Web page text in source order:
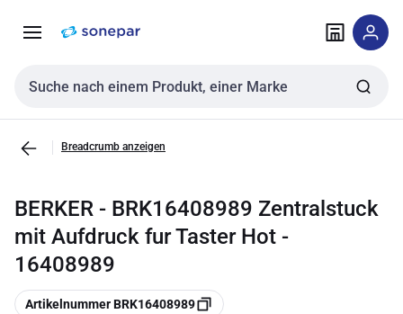
NavigationInhalt
Sucheingabe
Breadcrumb anzeigen
BERKER - BRK16408989 Zentralstuck
mit Aufdruck fur Taster Hot -
16408989
Kopieren
Artikelnummer BRK16408989